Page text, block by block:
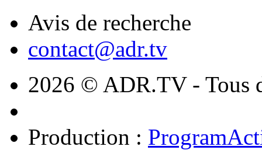
Avis de recherche
contact@adr.tv
2026 © ADR.TV - Tous
Production :